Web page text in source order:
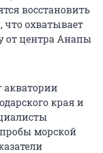
восстановить
что охватывает
от центра Анапы
акватории
края и
пробы морской